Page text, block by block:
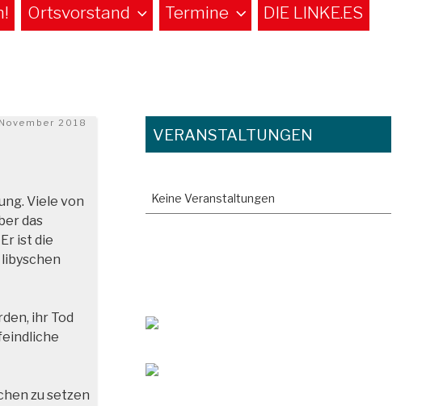
Ortsvorstand Termine DIE LINKE.ES
2018
Viele von
das
ist die
ihr Tod
zu setzen
VERANSTALTUNGEN
Keine Veranstaltungen